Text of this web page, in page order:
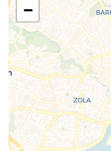
−